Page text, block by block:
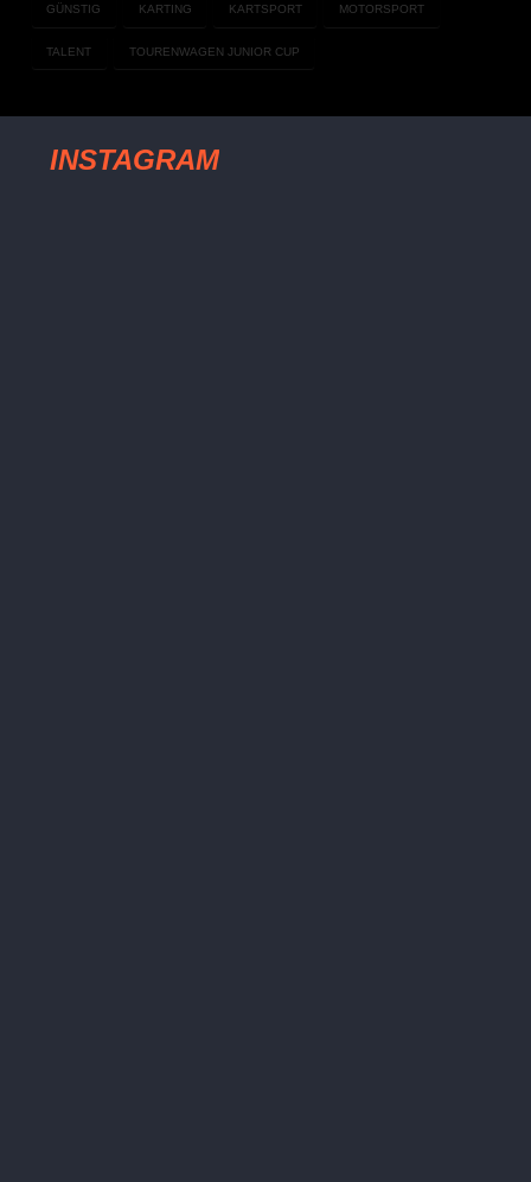
GÜNSTIG KARTING KARTSPORT MOTORSPORT
TALENT TOURENWAGEN JUNIOR CUP
INSTAGRAM